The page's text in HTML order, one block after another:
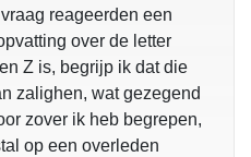
reageerden een
over de letter
Z is, begrijp ik dat die
zalighen, wat gezegend
zover ik heb begrepen,
op een overleden